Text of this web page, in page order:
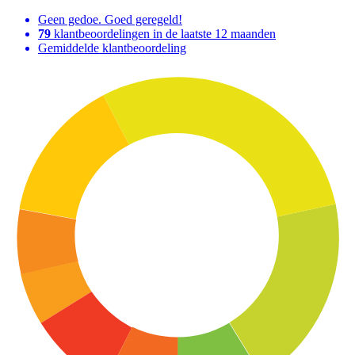
Geen gedoe. Goed geregeld!
79 klantbeoordelingen in de laatste 12 maanden
Gemiddelde klantbeoordeling